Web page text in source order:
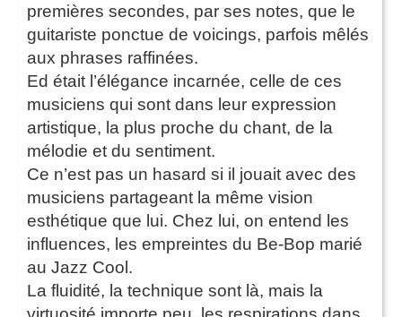
premières secondes, par ses notes, que le
guitariste ponctue de voicings, parfois mêlés
aux phrases raffinées.
Ed était l’élégance incarnée, celle de ces
musiciens qui sont dans leur expression
artistique, la plus proche du chant, de la
mélodie et du sentiment.
Ce n’est pas un hasard si il jouait avec des
musiciens partageant la même vision
esthétique que lui. Chez lui, on entend les
influences, les empreintes du Be-Bop marié
au Jazz Cool.
La fluidité, la technique sont là, mais la